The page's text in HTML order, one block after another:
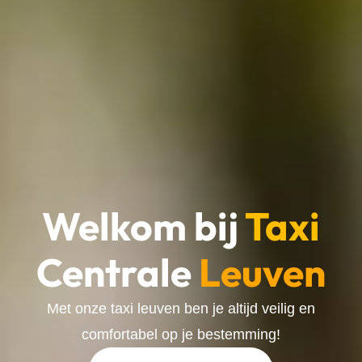
Welkom bijTaxi
Centrale Leuven
Met onze taxi leuven ben je altijd veilig en
comfortabel op je bestemming!